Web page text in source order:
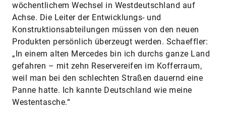
wöchentlichem Wechsel in Westdeutschland auf
Achse. Die Leiter der Entwicklungs- und
Konstruktionsabteilungen müssen von den neuen
Produkten persönlich überzeugt werden. Schaeffler:
„In einem alten Mercedes bin ich durchs ganze Land
gefahren – mit zehn Reservereifen im Kofferraum,
weil man bei den schlechten Straßen dauernd eine
Panne hatte. Ich kannte Deutschland wie meine
Westentasche.“